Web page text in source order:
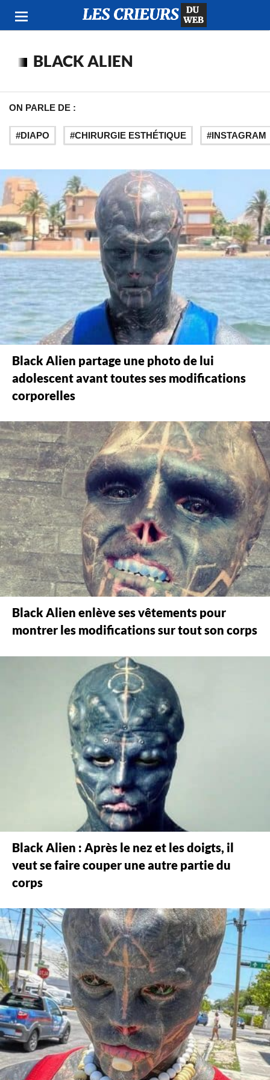
BLACK ALIEN
ON PARLE DE :
DIAPO CHIRURGIE ESTHÉTIQUE INSTAGRAM
Black Alien partage une photo de lui
adolescent avant toutes ses modifications
corporelles
Black Alien enlève ses vêtements pour
montrer les modifications sur tout son corps
Black Alien : Après le nez et les doigts, il
veut se faire couper une autre partie du
corps